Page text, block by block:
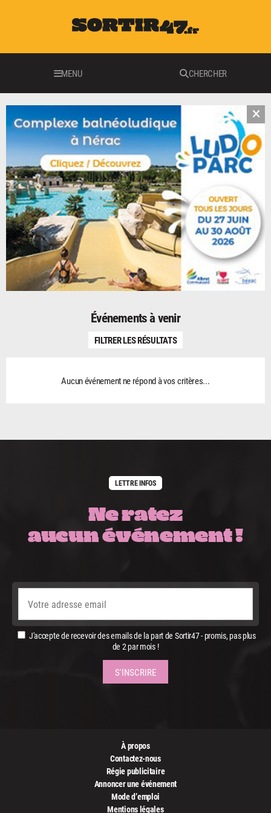
MENU CHERCHER
Événements à venir
Aucun événement ne répond à vos critères...
FILTRER LES RÉSULTATS
LETTRE INFOS
Ne ratez
aucun événement !
J'accepte de recevoir des emails de la part de Sortir47 - promis, pas plus
de 2 par mois !
À propos
Contactez-nous
Régie publicitaire
Annoncer une événement
Mode d’emploi
Mentions légales